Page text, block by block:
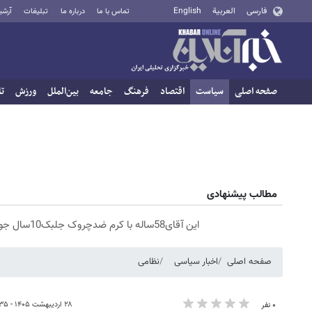
فارسی العربية English تماس با ما درباره ما تبلیغات
صفحه اصلی سیاست اقتصاد فرهنگ جامعه بین‌الملل ورزش
مطالب پیشنهادی
این آقای58ساله با کرم ضدچروک جلبک10سال جوان شد(سفارش با تخفیف)
صفحه اصلی اخبار سیاسی نظامی
۰ نفر ۲۸ اردیبهشت ۱۴۰۵ - ۱۵:۳۵